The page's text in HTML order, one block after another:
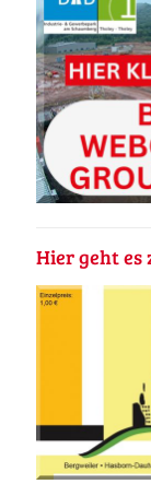
Hier geht es